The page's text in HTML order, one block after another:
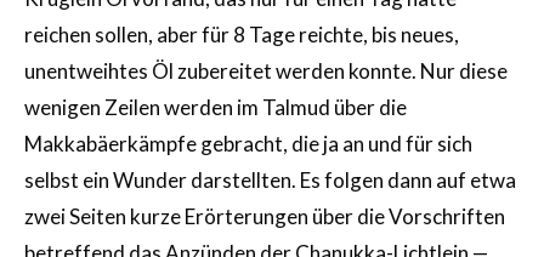
reichen sollen, aber für 8 Tage reichte, bis neues,
unentweihtes Öl zubereitet werden konnte. Nur diese
wenigen Zeilen werden im Talmud über die
Makkabäerkämpfe gebracht, die ja an und für sich
selbst ein Wunder darstellten. Es folgen dann auf etwa
zwei Seiten kurze Erörterungen über die Vorschriften